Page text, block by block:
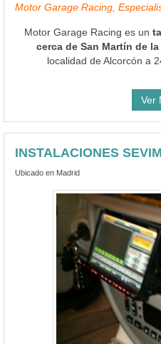
Motor Garage Racing,
Motor Garage Racing es un
cerca de San Martín de la
localidad de Alcorcón a
Ver
INSTALACIONES
Ubicado en Madrid